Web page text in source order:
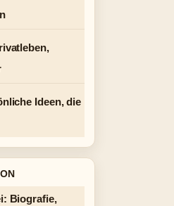
Ideen, die
Biografie,